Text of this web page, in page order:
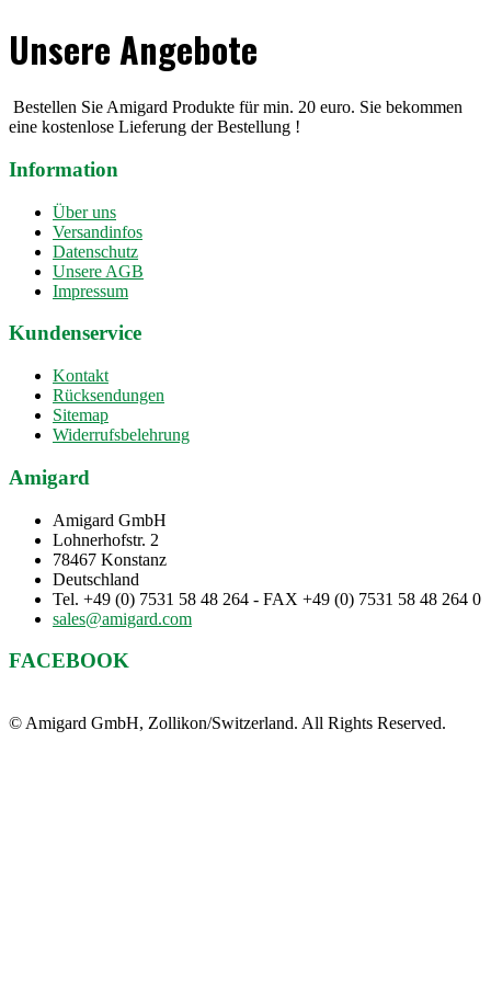
Unsere Angebote
Bestellen Sie Amigard Produkte für min. 20 euro. Sie bekommen
eine kostenlose Lieferung der Bestellung !
Information
Über uns
Versandinfos
Datenschutz
Unsere AGB
Impressum
Kundenservice
Kontakt
Rücksendungen
Sitemap
Widerrufsbelehrung
Amigard
Amigard GmbH
Lohnerhofstr. 2
78467 Konstanz
Deutschland
Tel. +49 (0) 7531 58 48 264 - FAX +49 (0) 7531 58 48 264 0
sales@amigard.com
FACEBOOK
© Amigard GmbH, Zollikon/Switzerland. All Rights Reserved.